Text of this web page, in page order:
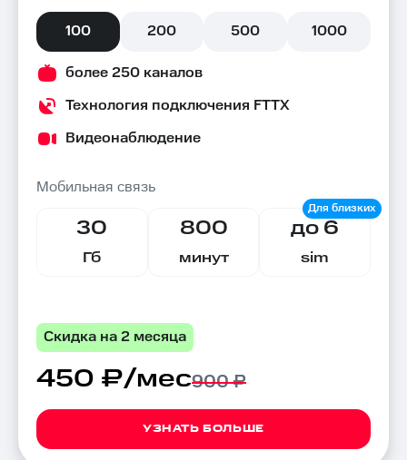
100 200 500 1000
более 250 каналов
Технология подключения FTTX
Видеонаблюдение
Мобильная связь
30
Гб
800
минут
до 6
sim
Скидка на 2 месяца
450 ₽/мес900 ₽
УЗНАТЬ БОЛЬШЕ